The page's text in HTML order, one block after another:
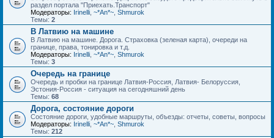
раздел портала "Приехать.Транспорт"
Модераторы: Irinelli ~*An*~ Shmurok
Темы: 2
В Латвию на машине
В Латвию на машине. Дорога. Страховка (зеленая карта), очереди на
границе, права, тонировка и т.д.
Модераторы: Irinelli ~*An*~ Shmurok
Темы: 3
Очередь на границе
Очередь и пробки на границе Латвия-Россия, Латвия- Белоруссия,
Эстония-Россия - ситуация на сегодняшний день
Темы: 68
Дорога, состояние дороги
Состояние дороги, удобные маршруты, объезды: отчеты, советы, вопросы
Модераторы: Irinelli ~*An*~ Shmurok
Темы: 212